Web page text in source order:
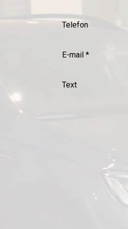
Telefon
E-mail *
Text